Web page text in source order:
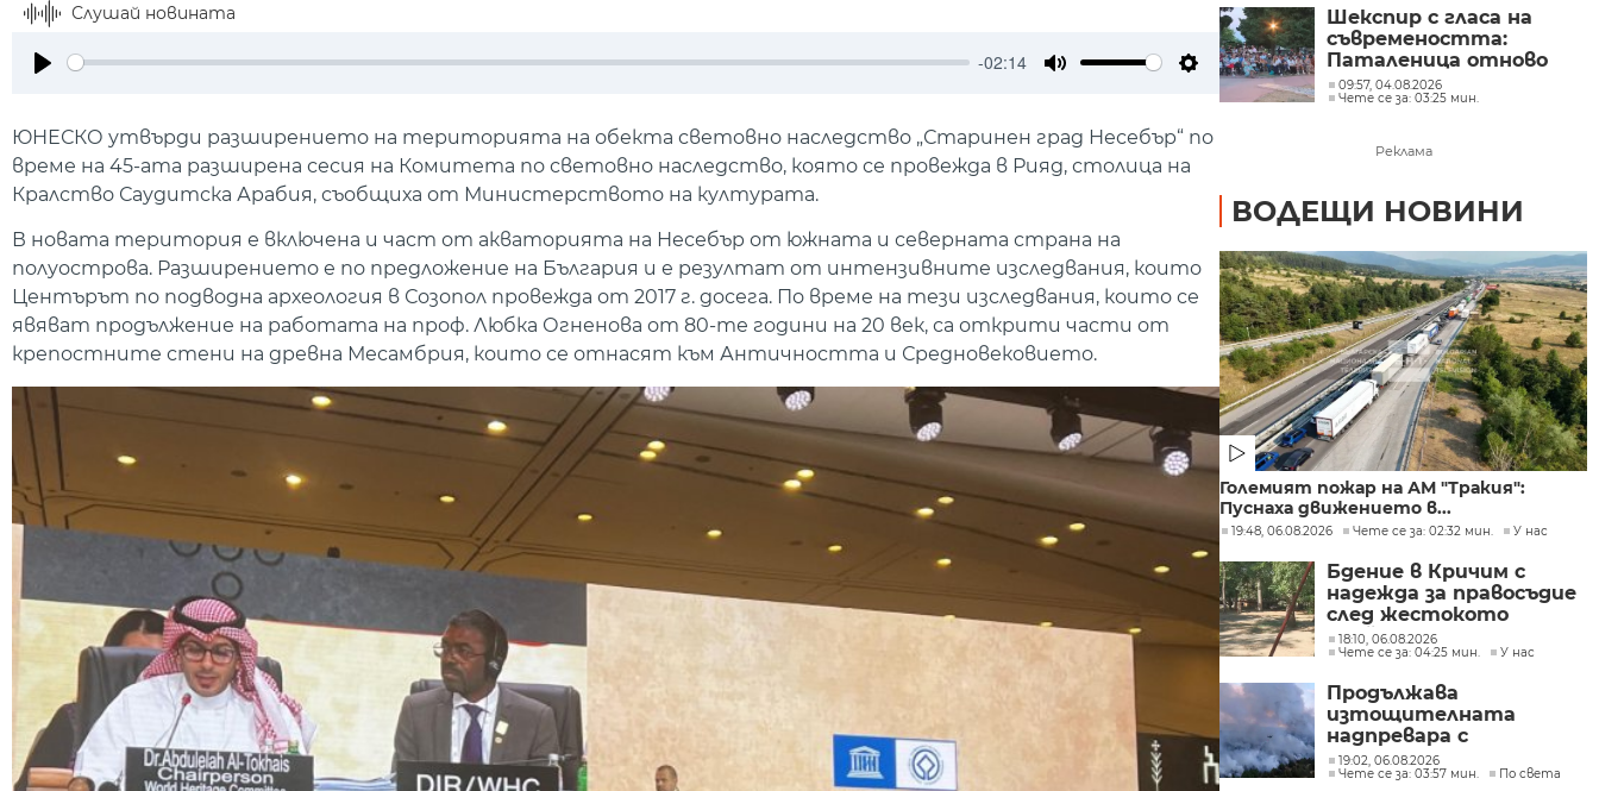
Слушай новината
-02:14
Settings
ЮНЕСКО утвърди разширението на територията на обекта световно наследство „Старинен град Несебър“ по
време на 45-ата разширена сесия на Комитета по световно наследство, която се провежда в Рияд, столица на
Кралство Саудитска Арабия, съобщиха от Министерството на културата.
В новата територия е включена и част от акваторията на Несебър от южната и северната страна на
полуострова. Разширението е по предложение на България и е резултат от интензивните изследвания, които
Центърът по подводна археология в Созопол провежда от 2017 г. досега. По време на тези изследвания, които се
явяват продължение на работата на проф. Любка Огненова от 80-те години на 20 век, са открити части от
крепостните стени на древна Месамбрия, които се отнасят към Античността и Средновековието.
Шекспир с гласа на
съвремеността:
Паталеница отново
превърна Шекспир в
културна дестинация
09:57, 04.08.2026
Чете се за: 03:25 мин.
Реклама
ВОДЕЩИ НОВИНИ
Големият пожар на АМ "Тракия":
Пуснаха движението в...
19:48, 06.08.2026 Чете се за: 02:32 мин. У нас
Бдение в Кричим с
надежда за правосъдие
след жестокото
убийство на млад мъж
в Пловдив от
тийнейджъри
18:10, 06.08.2026
Чете се за: 04:25 мин.
У нас
Продължава
изтощителната
надпревара с
бушуващите пожари в
Европа
19:02, 06.08.2026
Чете се за: 03:57 мин.
По света